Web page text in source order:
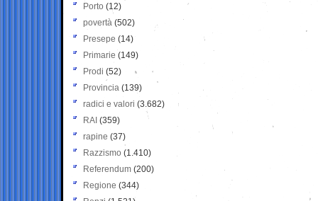
Porto (12)
povertà (502)
Presepe (14)
Primarie (149)
Prodi (52)
Provincia (139)
radici e valori (3.682)
RAI (359)
rapine (37)
Razzismo (1.410)
Referendum (200)
Regione (344)